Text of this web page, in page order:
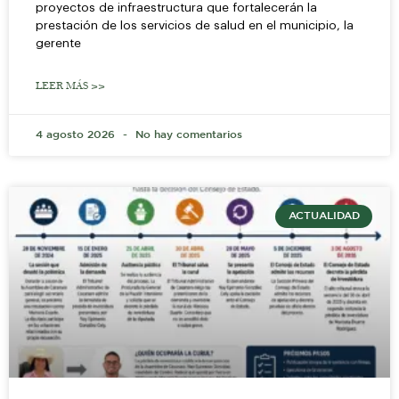
proyectos de infraestructura que fortalecerán la
prestación de los servicios de salud en el municipio, la
gerente
LEER MÁS >>
4 agosto 2026 No hay comentarios
ACTUALIDAD